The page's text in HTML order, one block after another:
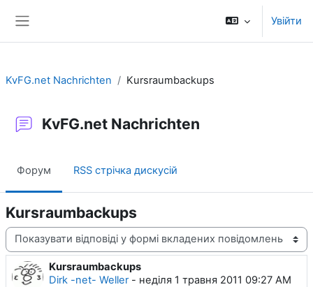
Увійти
KvFG.net Nachrichten Kursraumbackups
KvFG.net Nachrichten
Форум RSS стрічка дискусій
Kursraumbackups
Тип показу
Kursraumbackups
Dirk -net- Weller- неділя 1 травня 2011 09:27 AM
Кількість відповідей: 0